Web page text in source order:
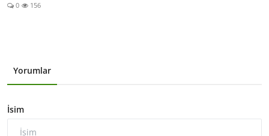
0 156
Yorumlar
İsim